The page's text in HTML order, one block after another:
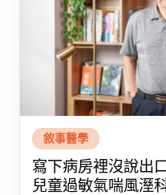
敘事醫學
寫下病房裡沒說出
兒童過敏氣喘風溼